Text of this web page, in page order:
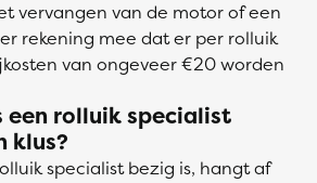
vervangen van de motor of een
rekening mee dat er per rolluik
van ongeveer €20 worden
een rolluik specialist
klus?
specialist bezig is, hangt af